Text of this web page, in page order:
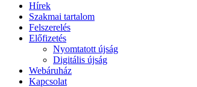
Hírek
Szakmai tartalom
Felszerelés
Előfizetés
Nyomtatott újság
Digitális újság
Webáruház
Kapcsolat